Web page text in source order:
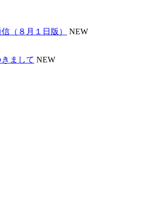
（８月１日版）
NEW
まして NEW